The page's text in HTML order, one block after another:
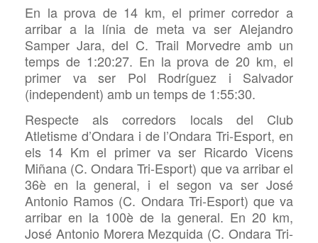
En la prova de 14 km, el primer corredor a
arribar a la línia de meta va ser Alejandro
Samper Jara, del C. Trail Morvedre amb un
temps de 1:20:27. En la prova de 20 km, el
primer va ser Pol Rodríguez i Salvador
(independent) amb un temps de 1:55:30.
Respecte als corredors locals del Club
Atletisme d’Ondara i de l’Ondara Tri-Esport, en
els 14 Km el primer va ser Ricardo Vicens
Miñana (C. Ondara Tri-Esport) que va arribar el
36è en la general, i el segon va ser José
Antonio Ramos (C. Ondara Tri-Esport) que va
arribar en la 100è de la general. En 20 km,
José Antonio Morera Mezquida (C. Ondara Tri-